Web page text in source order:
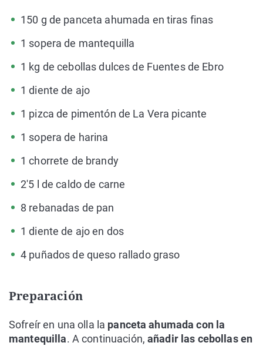
150 g de panceta ahumada en tiras finas
1 sopera de mantequilla
1 kg de cebollas dulces de Fuentes de Ebro
1 diente de ajo
1 pizca de pimentón de La Vera picante
1 sopera de harina
1 chorrete de brandy
2'5 l de caldo de carne
8 rebanadas de pan
1 diente de ajo en dos
4 puñados de queso rallado graso
Preparación
Sofreír en una olla la panceta ahumada con la
mantequilla. A continuación,añadir las cebollas en